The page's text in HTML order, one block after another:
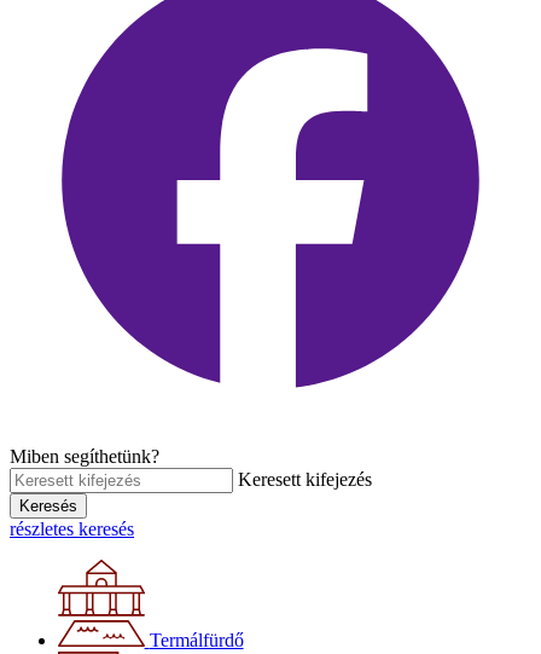
Miben segíthetünk?
Keresett kifejezés
Keresés
részletes keresés
Termálfürdő